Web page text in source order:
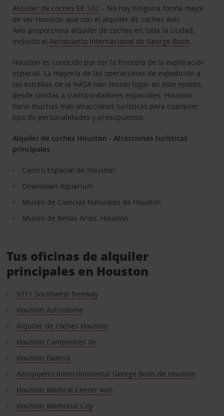
Alquiler de coches EE. UU. - No hay ninguna forma mejor
de ver Houston que con el alquiler de coches Avis.
Avis proporciona alquiler de coches en toda la ciudad,
incluido el Aeropuerto Internacional de George Bush
Houston es conocido por ser la frontera de la exploración
espacial. La mayoría de las operaciones de expedición a
las estrellas de la NASA han tenido lugar en este estado,
desde sondas a transbordadores espaciales. Houston
tiene muchas más atracciones turísticas para cualquier
tipo de personalidades y presupuestos.
Alquiler de coches Houston - Atracciones turísticas
principales
Centro Espacial de Houston
Downtown Aquarium
Museo de Ciencias Naturales de Houston
Museo de Bellas Artes, Houston
Tus oficinas de alquiler
principales en Houston
9711 Southwest freeway
Houston Astrodome
Alquiler de coches Houston
Houston Campeones de
Houston Galería
Aeropuerto Intercontinental George Bush de Houston
Houston Medical Center Avis
Houston Memorial City